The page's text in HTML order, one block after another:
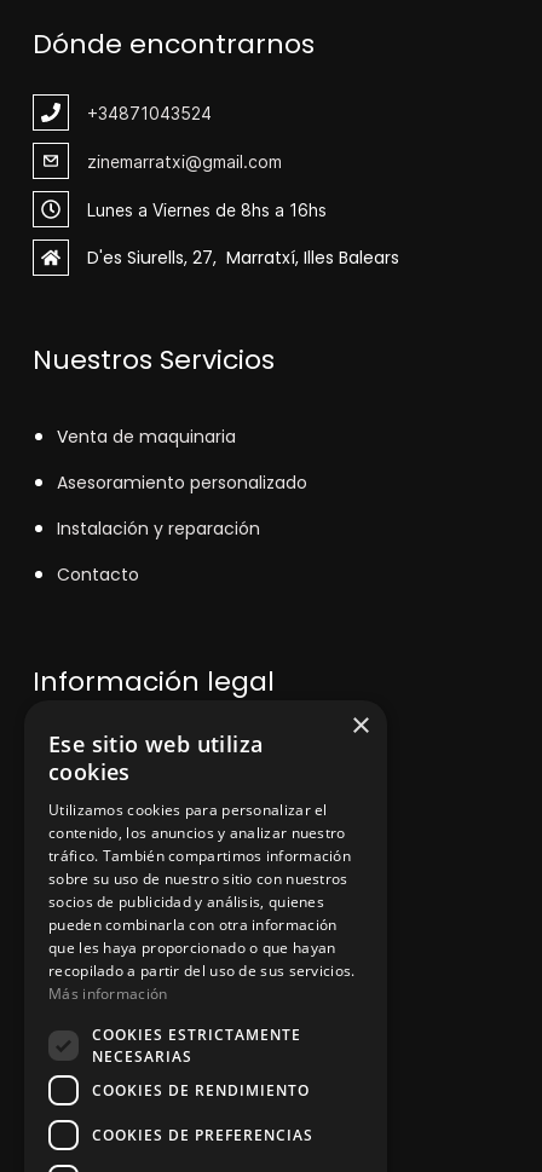
Dónde encontrarnos
+34871043524
zinemarratxi@gmail.com
Lunes a Viernes de 8hs a 16hs
D'es Siurells, 27, Marratxí, Illes Balears
Nuestros Servicios
Venta de maquinaria
Asesoramiento personalizado
Instalación y reparación
Contacto
Información legal
Política de privacidad
Aviso legal
App Zine Hostelería
×
Ese sitio web utiliza
cookies
Utilizamos cookies para personalizar el
contenido, los anuncios y analizar nuestro
tráfico. También compartimos información
sobre su uso de nuestro sitio con nuestros
socios de publicidad y análisis, quienes
pueden combinarla con otra información
que les haya proporcionado o que hayan
recopilado a partir del uso de sus servicios.
Más información
COOKIES ESTRICTAMENTE
NECESARIAS
COOKIES DE RENDIMIENTO
COOKIES DE PREFERENCIAS